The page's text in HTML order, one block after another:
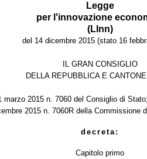
Legge
per l'innovazione
(LInn)
del 14 dicembre 2015 (stato 16
IL GRAN CONSIGLIO
DELLA REPUBBLICA E
marzo 2015 n. 7060 del Consiglio di
2015 n. 7060R della Commissione
decreta:
Capitolo primo